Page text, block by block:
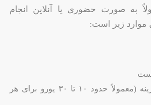
به‌ صورت حضوری یا آنلاین انجام
زیر است:
پرداخت هزینه (معمولاً حدود ۱۰ تا ۳۰ یورو برای هر